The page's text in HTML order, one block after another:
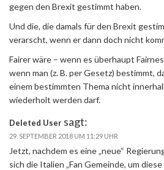
gegen den Brexit gestimmt haben.
Und die, die damals für den Brexit
verarscht, wenn er dann doch nicht
Fairer wäre – wenn es überhaupt
wenn man (z. B. per Gesetz) bestimmt,
einem bestimmten Thema nicht
wiederholt werden darf.
Deleted User sagt:
29. SEPTEMBER 2018 UM 11:29 UHR
Jetzt, nachdem es eine „neue“
sich die Italien „Fan Gemeinde, um